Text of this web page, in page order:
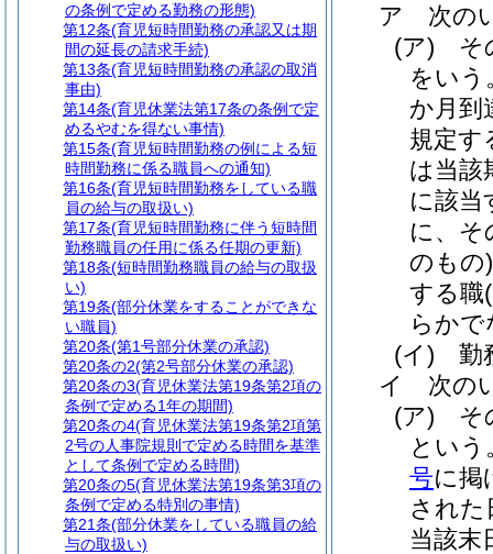
ア
次の
(ア)
そ
をいう
か月到
規定す
は当該
に該当
に、そ
のもの)
する職
らかで
(イ)
勤
イ
次の
(ア)
そ
という
号に掲
された
当該末
の条例で定める勤務の形態)
第12条(育児短時間勤務の承認又は期
間の延長の請求手続)
第13条(育児短時間勤務の承認の取消
事由)
第14条(育児休業法第17条の条例で定
めるやむを得ない事情)
第15条(育児短時間勤務の例による短
時間勤務に係る職員への通知)
第16条(育児短時間勤務をしている職
員の給与の取扱い)
第17条(育児短時間勤務に伴う短時間
勤務職員の任用に係る任期の更新)
第18条(短時間勤務職員の給与の取扱
い)
第19条(部分休業をすることができな
い職員)
第20条(第1号部分休業の承認)
第20条の2(第2号部分休業の承認)
第20条の3(育児休業法第19条第2項の
条例で定める1年の期間)
第20条の4(育児休業法第19条第2項第
2号の人事院規則で定める時間を基準
として条例で定める時間)
第20条の5(育児休業法第19条第3項の
条例で定める特別の事情)
第21条(部分休業をしている職員の給
与の取扱い)